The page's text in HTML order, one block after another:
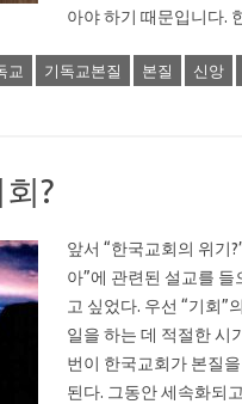
아야 하기 때문입니다.
교 기독교본질 본질 신앙
?
앞서 “한국교회의 위기
아”에 관련된 설교를 들
고 싶었다. 우선 “기회”
일을 하는 데 적절한 시
번이 한국교회가 본질
된다. 그동안 세속화되